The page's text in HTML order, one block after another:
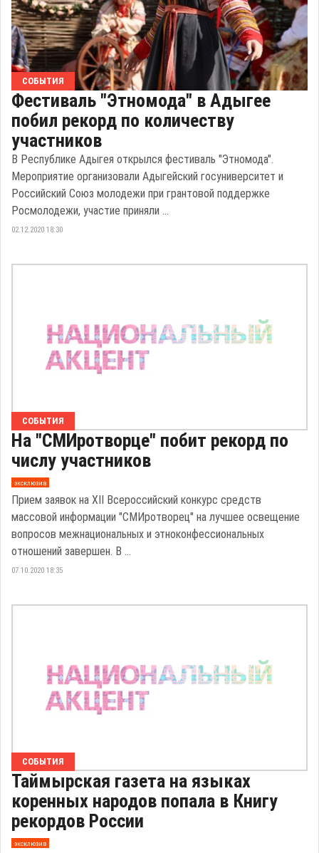
СОБЫТИЯ
Фестиваль "Этномода" в Адыгее
побил рекорд по количеству
участников
В Республике Адыгея открылся фестиваль "Этномода".
Мероприятие организовали Адыгейский госуниверситет и
Российский Союз молодежи при грантовой поддержке
Росмолодежи, участие приняли ...
02.12.2020 18:30
СОБЫТИЯ
На "СМИротворце" побит рекорд по
числу участников
эксклюзив
Прием заявок на ХII Всероссийский конкурс средств
массовой информации "СМИротворец" на лучшее освещение
вопросов межнациональных и этноконфессиональных
отношений завершен. В ...
07.10.2020 18:35
СОБЫТИЯ
Таймырская газета на языках
коренных народов попала в Книгу
рекордов России
эксклюзив